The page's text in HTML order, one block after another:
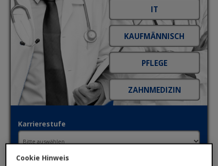
Jetzt bewerben!
Karrierestufe
Fachbereich
Cookie Hinweis